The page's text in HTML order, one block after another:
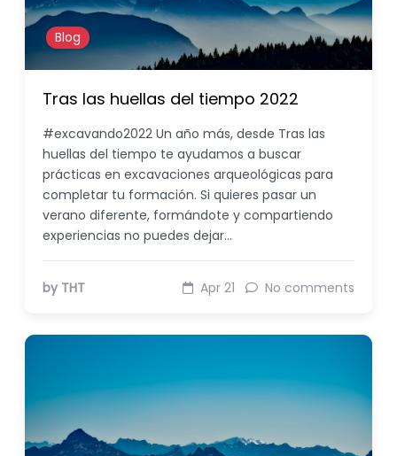
Blog
Tras las huellas del tiempo 2022
#excavando2022 Un año más, desde Tras las
huellas del tiempo te ayudamos a buscar
prácticas en excavaciones arqueológicas para
completar tu formación. Si quieres pasar un
verano diferente, formándote y compartiendo
experiencias no puedes dejar…
by THT Apr 21 No comments